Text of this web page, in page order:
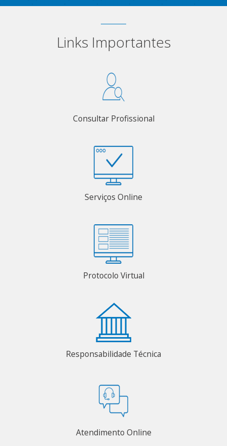
Links Importantes
Consultar Profissional
Serviços Online
Protocolo Virtual
Responsabilidade Técnica
Atendimento Online